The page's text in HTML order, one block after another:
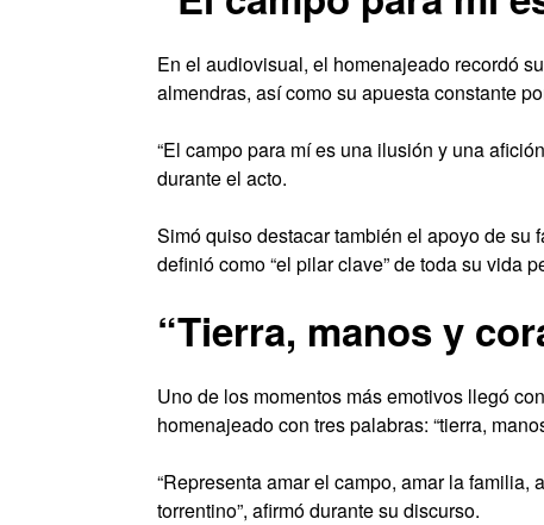
En el audiovisual, el homenajeado recordó
almendras, así como su apuesta constante
“El campo para mí es una ilusión y una
durante el acto.
Simó quiso destacar también el apoyo de su
definió como “el pilar clave” de toda su vida
“Tierra, manos y
Uno de los momentos más emotivos llegó
homenajeado con tres palabras: “tierra,
“Representa amar el campo, amar la
torrentino”, afirmó durante su discurso.